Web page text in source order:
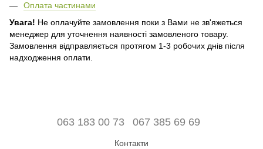
Оплата частинами
Увага! Не оплачуйте замовлення поки з Вами не зв'яжеться
менеджер для уточнення наявності замовленого товару.
Замовлення відправляється протягом 1-3 робочих днів після
надходження оплати.
063 183 00 73 067 385 69 69
Контакти